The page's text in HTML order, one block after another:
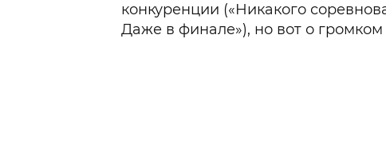
конкуренции («Никакого
Даже в финале»), но вот о